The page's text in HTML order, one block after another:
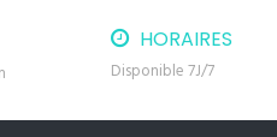
HORAIRES
Disponible 7J/7